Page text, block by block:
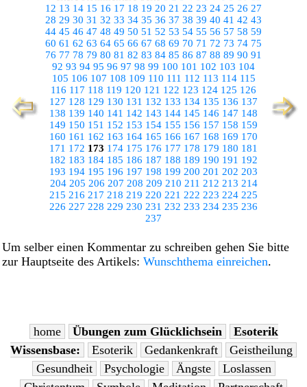
12 13 14 15 16 17 18 19 20 21 22 23 24 25 26 27
28 29 30 31 32 33 34 35 36 37 38 39 40 41 42 43
44 45 46 47 48 49 50 51 52 53 54 55 56 57 58 59
60 61 62 63 64 65 66 67 68 69 70 71 72 73 74 75
76 77 78 79 80 81 82 83 84 85 86 87 88 89 90 91
92 93 94 95 96 97 98 99 100 101 102 103 104
105 106 107 108 109 110 111 112 113 114 115
116 117 118 119 120 121 122 123 124 125 126
127 128 129 130 131 132 133 134 135 136 137
138 139 140 141 142 143 144 145 146 147 148
149 150 151 152 153 154 155 156 157 158 159
160 161 162 163 164 165 166 167 168 169 170
171 172 173 174 175 176 177 178 179 180 181
182 183 184 185 186 187 188 189 190 191 192
193 194 195 196 197 198 199 200 201 202 203
204 205 206 207 208 209 210 211 212 213 214
215 216 217 218 219 220 221 222 223 224 225
226 227 228 229 230 231 232 233 234 235 236
237
Um selber einen Kommentar zu schreiben gehen Sie bitte
zur Hauptseite des Artikels: Wunschthema einreichen.
home Übungen zum Glücklichsein
Esoterik
Wissensbase:
Esoterik Gedankenkraft
Geistheilung
Gesundheit
Psychologie Ängste
Loslassen